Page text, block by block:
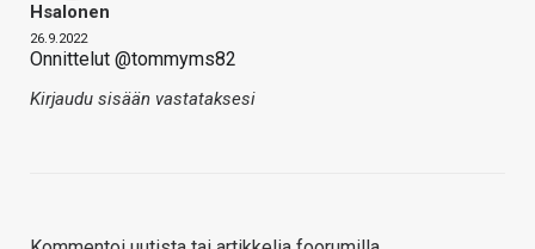
Hsalonen
26.9.2022
Onnittelut @tommyms82
Kirjaudu sisään vastataksesi